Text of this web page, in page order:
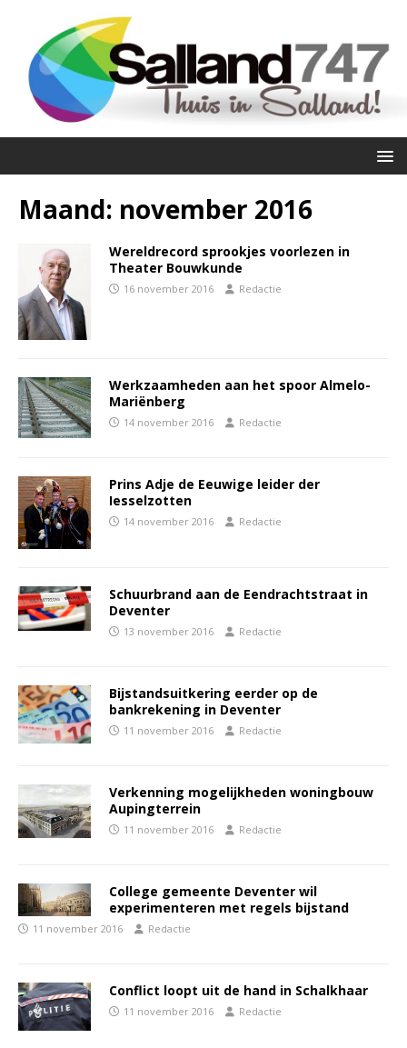
Maand: november 2016
Wereldrecord sprookjes voorlezen in
Theater Bouwkunde
16 november 2016 Redactie
Werkzaamheden aan het spoor Almelo-
Mariënberg
14 november 2016 Redactie
Prins Adje de Eeuwige leider der
Iesselzotten
14 november 2016 Redactie
Schuurbrand aan de Eendrachtstraat in
Deventer
13 november 2016 Redactie
Bijstandsuitkering eerder op de
bankrekening in Deventer
11 november 2016 Redactie
Verkenning mogelijkheden woningbouw
Aupingterrein
11 november 2016 Redactie
College gemeente Deventer wil
experimenteren met regels bijstand
11 november 2016 Redactie
Conflict loopt uit de hand in Schalkhaar
11 november 2016 Redactie